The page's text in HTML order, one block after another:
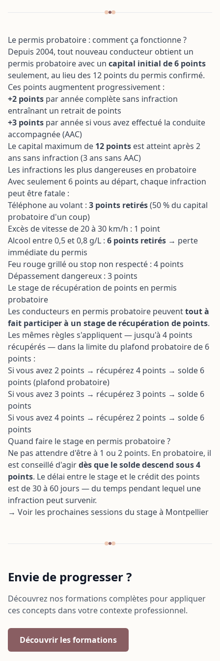
RGPD
matériaux
optimisation de la
déchets en
paysage, agricole ou
Transition écologique
entreprise automobile
Le permis probatoire : comment ça fonctionne ?
Depuis 2004, tout nouveau conducteur obtient un
permis probatoire avec un capital initial de 6 points
seulement, au lieu des 12 points du permis confirmé.
Ces points augmentent progressivement :
+2 points par année complète sans infraction
entraînant un retrait de points
+3 points par année si vous avez effectué la conduite
accompagnée (AAC)
Le capital maximum de 12 points est atteint après 2
ans sans infraction (3 ans sans AAC)
Les infractions les plus dangereuses en probatoire
Avec seulement 6 points au départ, chaque infraction
peut être fatale :
Téléphone au volant : 3 points retirés(50 % du capital
probatoire d'un coup)
Excès de vitesse de 20 à 30 km/h : 1 point
Alcool entre 0,5 et 0,8 g/L : 6 points retirés → perte
immédiate du permis
Feu rouge grillé ou stop non respecté : 4 points
Dépassement dangereux : 3 points
Le stage de récupération de points en permis
probatoire
Les conducteurs en permis probatoire peuventtout à
fait participer à un stage de récupération de points.
Les mêmes règles s'appliquent — jusqu'à 4 points
récupérés — dans la limite du plafond probatoire de 6
points :
Si vous avez 2 points → récupérez 4 points → solde 6
points (plafond probatoire)
Si vous avez 3 points → récupérez 3 points → solde 6
points
Si vous avez 4 points → récupérez 2 points → solde 6
points
Quand faire le stage en permis probatoire ?
Ne pas attendre d'être à 1 ou 2 points. En probatoire, il
est conseillé d'agirdès que le solde descend sous 4
points. Le délai entre le stage et le crédit des points
est de 30 à 60 jours — du temps pendant lequel une
infraction peut survenir.
→ Voir les prochaines sessions du stage à Montpellier
Envie de progresser ?
Découvrez nos formations complètes pour appliquer
ces concepts dans votre contexte professionnel.
Découvrir les formations